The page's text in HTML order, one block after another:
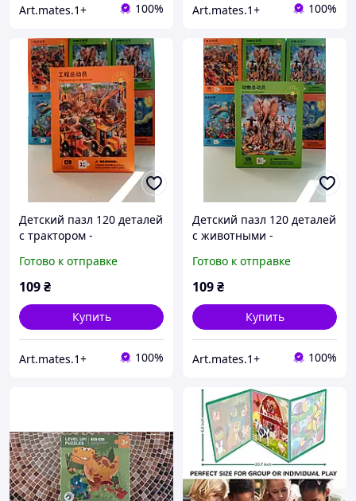
Art.mates.1+ 100% Art.mates.1+ 100%
Детский пазл 120 деталей
с трактором -
детей 3+, картонный пазл
28×21 см
Готово к отправке
109₴
Купить
Art.mates.1+ 100%
Детский пазл 120 деталей
с животными -
детей 3+, картонный пазл
28×21 см
Готово к отправке
109₴
Купить
Art.mates.1+ 100%